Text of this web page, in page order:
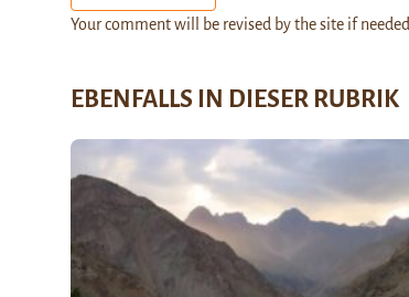
Your comment will be revised by the site if needed.
EBENFALLS IN DIESER RUBRIK